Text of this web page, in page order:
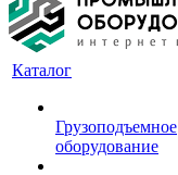
Каталог
Грузоподъемное
оборудование